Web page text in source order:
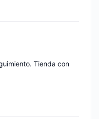
Tienda con